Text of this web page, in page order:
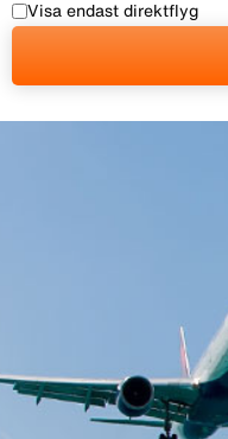
Visa endast direktflyg